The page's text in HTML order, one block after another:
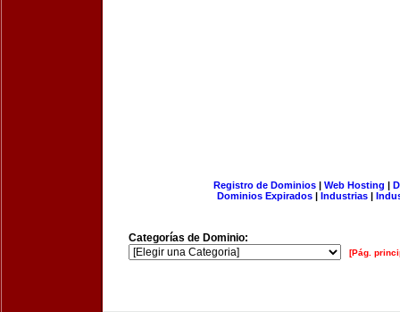
Registro de Dominios| Web Hosting |
Dominios Expirados | Industrias |
Categorías de Dominio:
[Pág.